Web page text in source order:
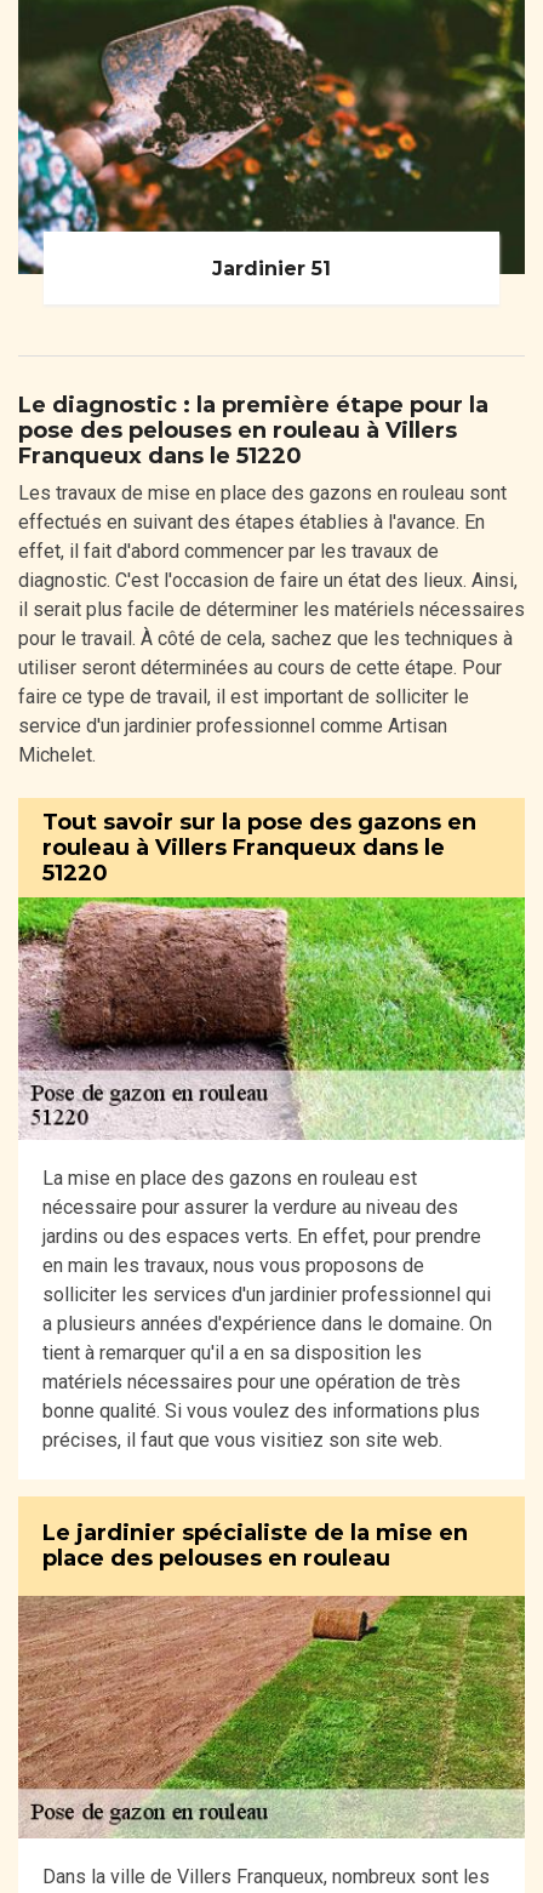
Jardinier 51
Le diagnostic : la première étape pour la
pose des pelouses en rouleau à Villers
Franqueux dans le 51220
Les travaux de mise en place des gazons en rouleau sont
effectués en suivant des étapes établies à l'avance. En
effet, il fait d'abord commencer par les travaux de
diagnostic. C'est l'occasion de faire un état des lieux. Ainsi,
il serait plus facile de déterminer les matériels nécessaires
pour le travail. À côté de cela, sachez que les techniques à
utiliser seront déterminées au cours de cette étape. Pour
faire ce type de travail, il est important de solliciter le
service d'un jardinier professionnel comme Artisan
Michelet.
Tout savoir sur la pose des gazons en
rouleau à Villers Franqueux dans le
51220
La mise en place des gazons en rouleau est
nécessaire pour assurer la verdure au niveau des
jardins ou des espaces verts. En effet, pour prendre
en main les travaux, nous vous proposons de
solliciter les services d'un jardinier professionnel qui
a plusieurs années d'expérience dans le domaine. On
tient à remarquer qu'il a en sa disposition les
matériels nécessaires pour une opération de très
bonne qualité. Si vous voulez des informations plus
précises, il faut que vous visitiez son site web.
Le jardinier spécialiste de la mise en
place des pelouses en rouleau
Dans la ville de Villers Franqueux, nombreux sont les